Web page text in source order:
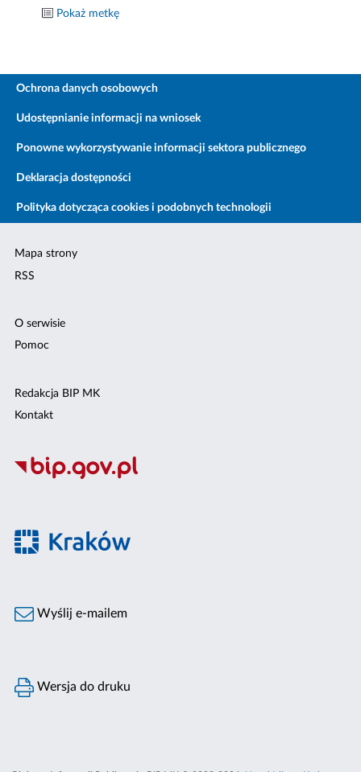
Pokaż metkę
Ochrona danych osobowych
Udostępnianie informacji na wniosek
Ponowne wykorzystywanie informacji sektora publicznego
Deklaracja dostępności
Polityka dotycząca cookies i podobnych technologii
Mapa strony
RSS
O serwisie
Pomoc
Redakcja BIP MK
Kontakt
Wyślij e-mailem
Wersja do druku